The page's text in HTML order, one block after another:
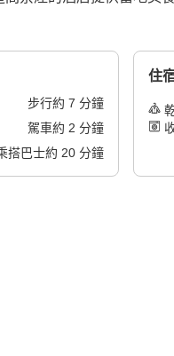
步行約 7 分鐘
駕車約 2 分鐘
搭巴士約 20分鐘
住